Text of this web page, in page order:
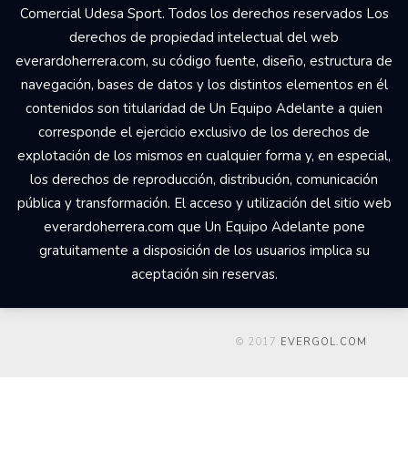
Comercial Udesa Sport. Todos los derechos reservados Los
derechos de propiedad intelectual del web
everardoherrera.com, su código fuente, diseño, estructura de
navegación, bases de datos y los distintos elementos en él
contenidos son titularidad de Un Equipo Adelante a quien
corresponde el ejercicio exclusivo de los derechos de
explotación de los mismos en cualquier forma y, en especial,
los derechos de reproducción, distribución, comunicación
pública y transformación. El acceso y utilización del sitio web
everardoherrera.com que Un Equipo Adelante pone
gratuitamente a disposición de los usuarios implica su
aceptación sin reservas.
© 2017 EVERGOL.COM